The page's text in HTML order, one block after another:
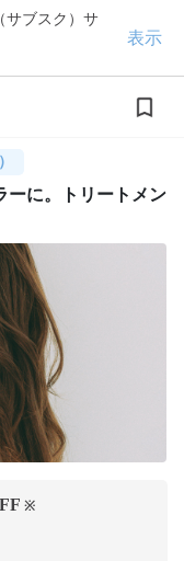
サブスク）サ
表示
ーに。トリートメン
※